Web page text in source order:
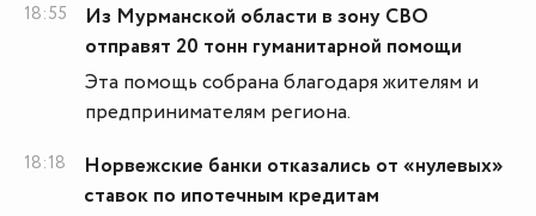
18:55
Из Мурманской области в зону СВО
отправят 20 тонн гуманитарной помощи
Эта помощь собрана благодаря жителям и
предпринимателям региона.
18:18
Норвежские банки отказались от «нулевых»
ставок по ипотечным кредитам